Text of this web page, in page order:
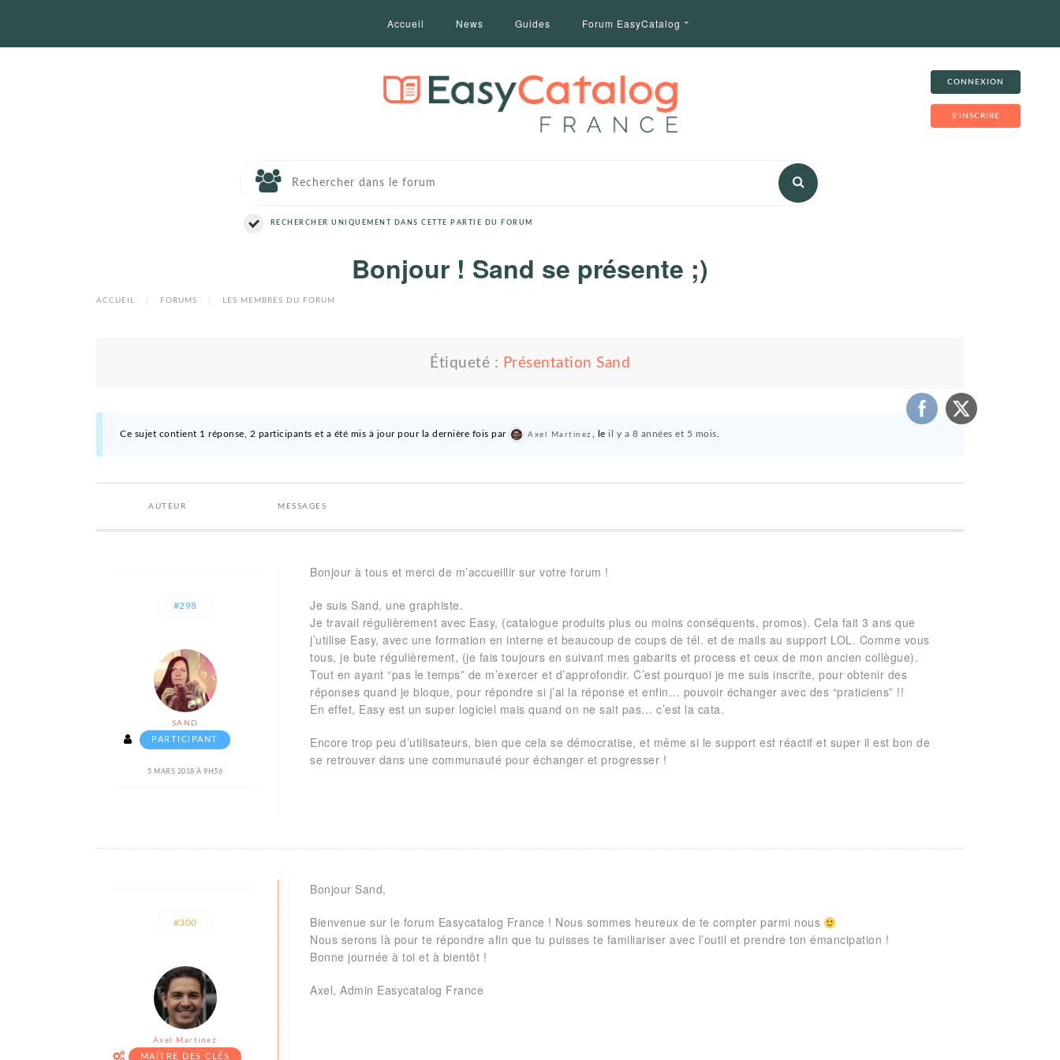
Accueil News Guides Forum EasyCatalog
CONNEXION
S'INSCRIRE
RECHERCHER UNIQUEMENT DANS CETTE PARTIE DU FORUM
Bonjour ! Sand se présente ;)
ACCUEIL FORUMS LES MEMBRES DU FORUM
Étiqueté : Présentation Sand
Ce sujet contient 1 réponse, 2 participants et a été mis à jour pour la dernière fois par Axel Martinez , le il y a 8 années et 5 mois.
AUTEUR MESSAGES
#298
SAND
PARTICIPANT
5 MARS 2018 À 9H56
Bonjour à tous et merci de m’accueillir sur votre forum !
Je suis Sand, une graphiste.
Je travail régulièrement avec Easy, (catalogue produits plus ou moins conséquents, promos). Cela fait 3 ans que
j’utilise Easy, avec une formation en interne et beaucoup de coups de tél. et de mails au support LOL. Comme vous
tous, je bute régulièrement, (je fais toujours en suivant mes gabarits et process et ceux de mon ancien collègue).
Tout en ayant “pas le temps” de m’exercer et d’approfondir. C’est pourquoi je me suis inscrite, pour obtenir des
réponses quand je bloque, pour répondre si j’ai la réponse et enfin… pouvoir échanger avec des “praticiens” !!
En effet, Easy est un super logiciel mais quand on ne sait pas… c’est la cata.
Encore trop peu d’utilisateurs, bien que cela se démocratise, et même si le support est réactif et super il est bon de
se retrouver dans une communauté pour échanger et progresser !
#300
Axel Martinez
MAÎTRE DES CLÉS
Bonjour Sand,
Bienvenue sur le forum Easycatalog France ! Nous sommes heureux de te compter parmi nous
Nous serons là pour te répondre afin que tu puisses te familiariser avec l’outil et prendre ton émancipation !
Bonne journée à toi et à bientôt !
Axel, Admin Easycatalog France